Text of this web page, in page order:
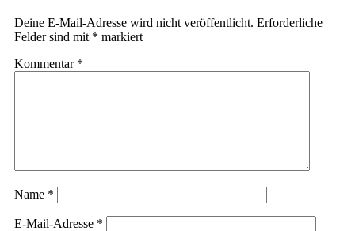
Deine E-Mail-Adresse wird nicht veröffentlicht. Erforderliche
Felder sind mit * markiert
Kommentar *
Name *
E-Mail-Adresse *